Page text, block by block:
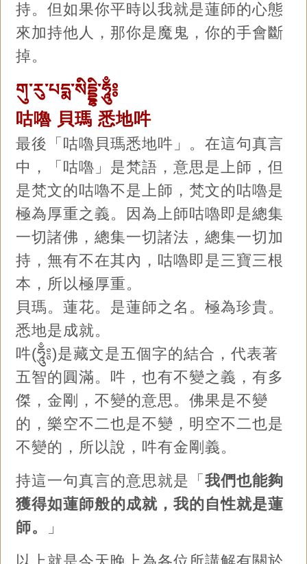
持。但如果你平時以我就是蓮師的心態
來加持他人，那你是魔鬼，你的手會斷
掉。
གུ་རུ་པདྨ་སིདྡྷི་ཧཱུྃ༔
咕嚕 貝瑪 悉地吽
最後「咕嚕貝瑪悉地吽」。在這句真言
中，「咕嚕」是梵語，意思是上師，但
是梵文的咕嚕不是上師，梵文的咕嚕是
極為厚重之義。因為上師咕嚕即是總集
一切諸佛，總集一切諸法，總集一切加
持，無有不在其內，咕嚕即是三寶三根
本，所以極厚重。
貝瑪。蓮花。是蓮師之名。極為珍貴。
悉地是成就。
吽(ཧཱུྃ༔)是藏文是五個字的結合，代表著
五智的圓滿。吽，也有不變之義，有多
傑，金剛，不變的意思。佛果是不變
的，樂空不二也是不變，明空不二也是
不變的，所以說，吽有金剛義。
持這一句真言的意思就是「我們也能夠
獲得如蓮師般的成就，我的自性就是蓮
師。
」